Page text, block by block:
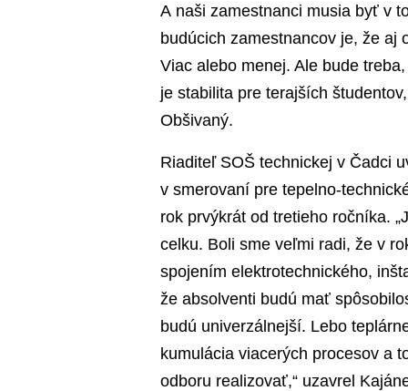
A naši zamestnanci musia byť v
budúcich zamestnancov je, že aj
Viac alebo menej. Ale bude
je stabilita pre terajších
Obšivaný.
Riaditeľ SOŠ technickej v Čadci
v smerovaní pre tepelno-
rok prvýkrát od tretieho ročníka.
celku. Boli sme veľmi radi, že v
spojením elektrotechnického,
že absolventi budú mať
budú univerzálnejší. Lebo
kumulácia viacerých procesov a
odboru realizovať,“ uzavrel